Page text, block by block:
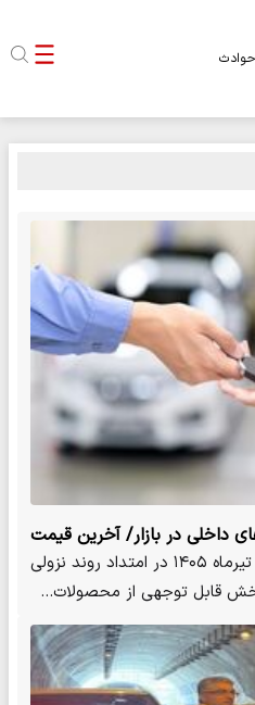
داخلی در بازار/ آخرین قیمت
بازار خودرو امروز چهارشنبه ۳۱ تیرماه ۱۴۰۵ در امتداد روند نزولی
قابل توجهی از محصولات…